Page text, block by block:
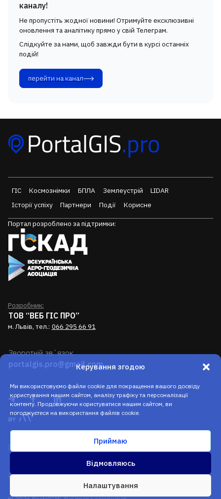
Керування згодою
Ми використовуємо файли cookie для покращення вашого досвіду
користування нашим сайтом, аналізу трафіку та персоналізації
контенту. Продовжуючи користуватися нашим сайтом, ви
погоджуєтеся на використання файлів cookie.
Приймаю
Відмовляюсь
Налаштування
каналу!
Не пропустіть жодної новини! Отримуйте ексклюзивні
оновлення та аналітику прямо у свій Телеграм.
Слідкуйте за нами, щоб завжди бути в курсі останніх
подій!
перейти на канал
ГІС Космознімки БПЛА Землеустрій
LIDAR
Історії успіху
Партнери Події Корисне
Портал розроблено за підтримки:
Розробник:
ТОВ “ВЕБ ГІС ПРО”
м. Львів, тел.: 066 295 66 91
Зворотній звʼязок
portalgis.pro@gmail.com
Політика конфеденційності
Умови використання